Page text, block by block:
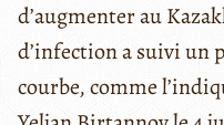
d’augmenter au
d’infection a suivi un
courbe, comme